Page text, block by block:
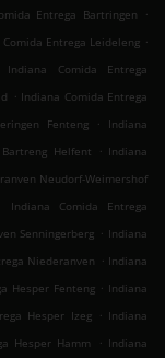
Entrega Bartringen
.
Entrega Leideleng .
Indiana Comida Entrega
. Indiana Comida Entrega
Fenteng .
Indiana
Helfent . Indiana
Neudorf-Weimershof
Indiana Comida Entrega
Senningerberg . Indiana
Niederanven . Indiana
Hesper Fenteng . Indiana
Hesper Izeg . Indiana
Hesper Hamm . Indiana